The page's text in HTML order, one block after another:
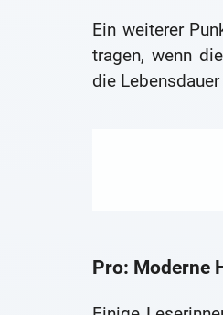
Ein weiterer
tragen, wenn
die
Pro: Moderne